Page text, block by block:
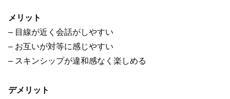
メリット
– 目線が近く会話がしやすい
– お互いが対等に感じやすい
– スキンシップが違和感なく楽しめる
デメリット